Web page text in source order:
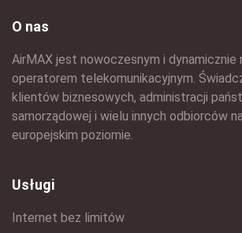
O nas
AirMAX jest nowoczesnym i dynamicznie
operatorem telekomunikacyjnym.
klientów biznesowych, administracji
samorządowej i wielu innych odbiorców
europejskim poziomie.
Usługi
Internet bez limitów